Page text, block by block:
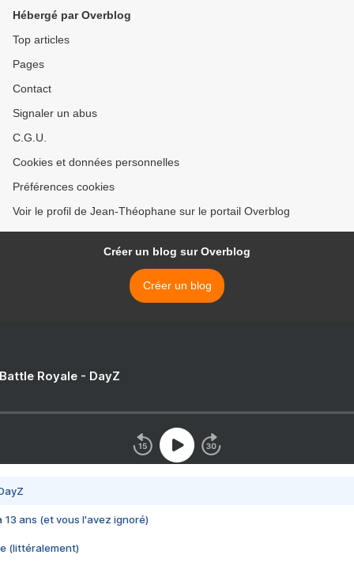
Hébergé par Overblog
Top articles
Pages
Contact
Signaler un abus
C.G.U.
Cookies et données personnelles
Préférences cookies
Voir le profil de Jean-Théophane sur le portail Overblog
Créer un blog sur Overblog
Créer un blog
Royale - DayZ
13 ans (et vous l'avez ignoré)
(littéralement)